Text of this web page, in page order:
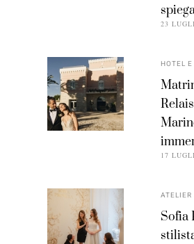
23
HOTEL
17
ATELIER
Sofia